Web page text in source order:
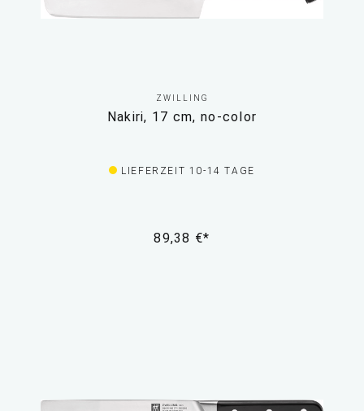
ZWILLING
Nakiri, 17 cm, no-color
LIEFERZEIT 10-14 TAGE
89,38 €*